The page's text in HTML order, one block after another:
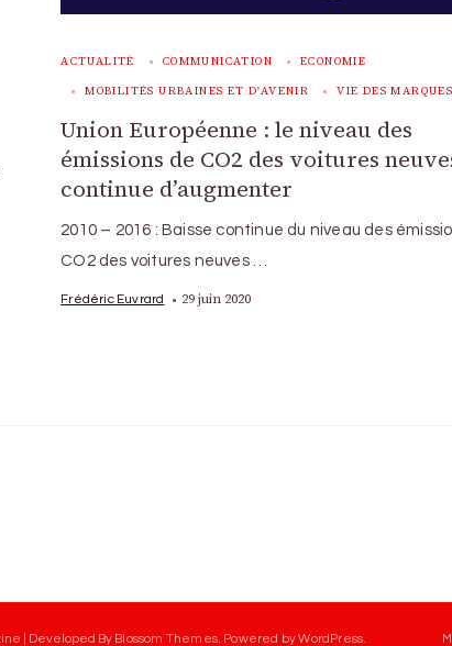
ACTUALITÉ COMMUNICATION ECONOMIE
MOBILITÉS URBAINES ET D'AVENIR VIE DES
Union Européenne : le niveau des
émissions de CO2 des voitures
continue d’augmenter
2010 – 2016 : Baisse continue du niveau des
CO2 des voitures neuves …
Frédéric Euvrard 29 juin 2020
| Developed By Blossom Themes Powered byWordPress